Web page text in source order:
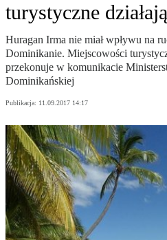
turystyczne
Huragan Irma nie miał wpływu na
Dominikanie. Miejscowości
przekonuje w komunikacie
Dominikańskiej
Publikacja: 11.09.2017 14:17